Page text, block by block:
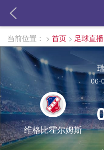
当前位置： > 首页 > 足球直播
06-
维格比霍尔姆斯